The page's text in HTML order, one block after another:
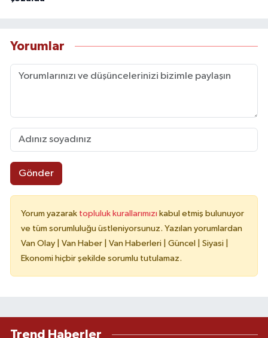
Yorumlar
Gönder
Yorum yazarak topluluk kurallarımızı kabul etmiş bulunuyor
ve tüm sorumluluğu üstleniyorsunuz. Yazılan yorumlardan
Van Olay | Van Haber | Van Haberleri | Güncel | Siyasi |
Ekonomi hiçbir şekilde sorumlu tutulamaz.
Trend Haberler